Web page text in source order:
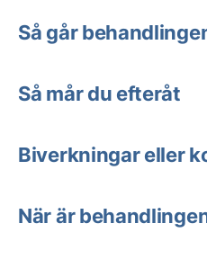
Så går
Så mår du efteråt
Biverkningar eller
När är